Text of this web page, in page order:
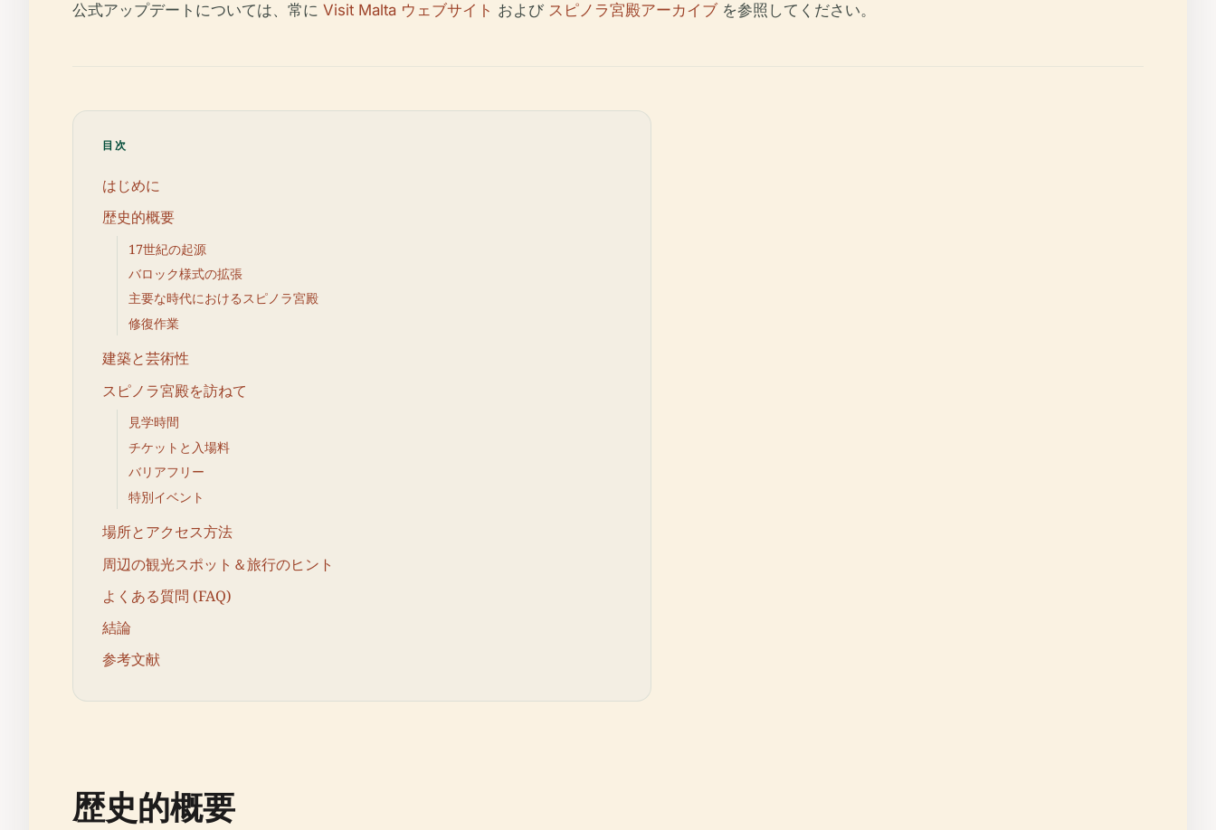
公式アップデートについては、常に Visit Malta ウェブサイト および スピノラ宮殿アーカイブを参照してください。
目次
はじめに
歴史的概要
17世紀の起源
バロック様式の拡張
主要な時代におけるスピノラ宮殿
修復作業
建築と芸術性
スピノラ宮殿を訪ねて
見学時間
チケットと入場料
バリアフリー
特別イベント
場所とアクセス方法
周辺の観光スポット＆旅行のヒント
よくある質問 (FAQ)
結論
参考文献
歴史的概要